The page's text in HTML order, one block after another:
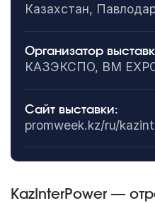
Казахстан,
Организатор
КАЗЭКСПО, BM
Сайт выставки:
promweek.kz/ru/
KazInterPower —